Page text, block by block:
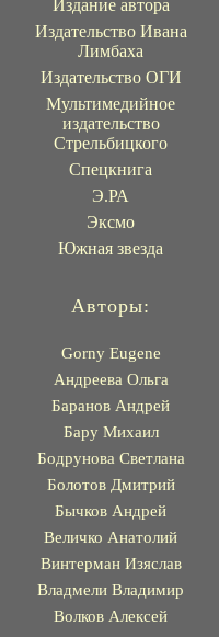
Издание автора
Издательство Ивана
Лимбаха
Издательство ОГИ
Мультимедийное
издательство
Стрельбицкого
Спецкнига
Э.РА
Эксмо
Южная звезда
Авторы:
Gorny Eugene
Андреева Ольга
Баранов Андрей
Бару Михаил
Бодрунова Светлана
Болотов Дмитрий
Бычков Андрей
Величко Анатолий
Винтерман Изяслав
Владмели Владимир
Волков Алексей